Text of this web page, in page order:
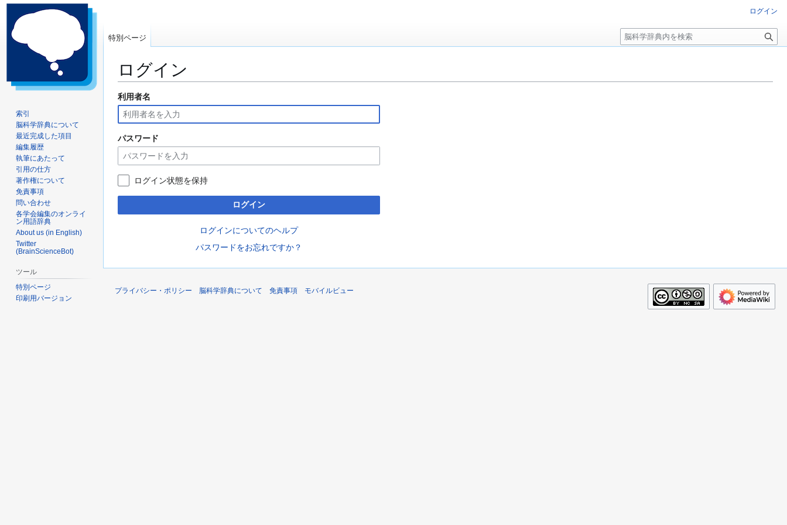
ログイン
ナ
ビ
ゲ
ー
シ
ョ
ン
に
動
検
索
に
移
動
利用者名
パスワード
ログイン状態を保持
ログイン
ログインについてのヘルプ
パスワードをお忘れですか？
ログイン
特別ページ
検
索
索引
脳科学辞典について
最近完成した項目
編集履歴
執筆にあたって
引用の仕方
著作権について
免責事項
問い合わせ
各学会編集のオンライ
ン用語辞典
About us (in English)
Twitter
(BrainScienceBot)
ツール
特別ページ
印刷用バージョン
プライバシー・ポリシー 脳科学辞典について 免責事項 モバイルビュー